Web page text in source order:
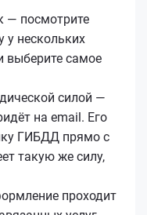
— посмотрите
у нескольких
выберите самое
силой —
на email. Его
ГИБДД прямо с
такую же силу,
проходит